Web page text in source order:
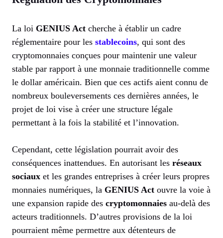
La loi GENIUS Act cherche à établir un cadre
réglementaire pour les stablecoins, qui sont des
cryptomonnaies conçues pour maintenir une valeur
stable par rapport à une monnaie traditionnelle comme
le dollar américain. Bien que ces actifs aient connu de
nombreux bouleversements ces dernières années, le
projet de loi vise à créer une structure légale
permettant à la fois la stabilité et l’innovation.
Cependant, cette législation pourrait avoir des
conséquences inattendues. En autorisant les réseaux
sociaux et les grandes entreprises à créer leurs propres
monnaies numériques, la GENIUS Act ouvre la voie à
une expansion rapide des cryptomonnaies au-delà des
acteurs traditionnels. D’autres provisions de la loi
pourraient même permettre aux détenteurs de